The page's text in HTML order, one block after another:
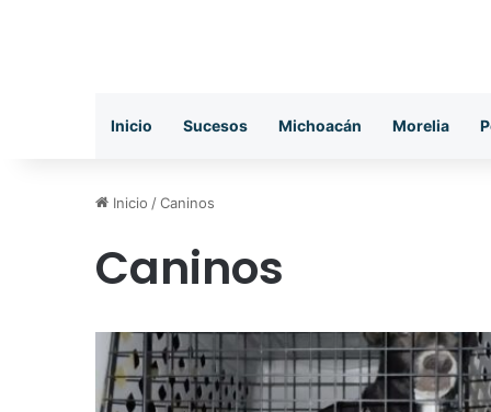
Inicio Sucesos Michoacán Morelia
Inicio /Caninos
Caninos